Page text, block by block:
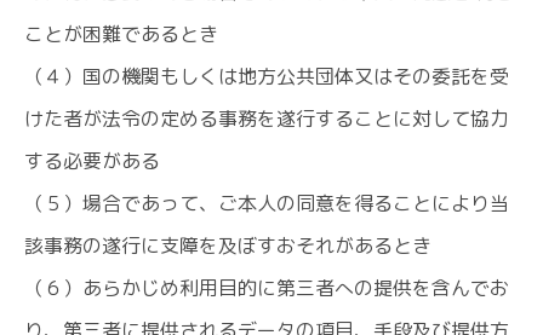
ことが困難であるとき
（４）国の機関もしくは地方公共団体又はその委託を受
けた者が法令の定める事務を遂行することに対して協力
する必要がある
（５）場合であって、ご本人の同意を得ることにより当
該事務の遂行に支障を及ぼすおそれがあるとき
（６）あらかじめ利用目的に第三者への提供を含んでお